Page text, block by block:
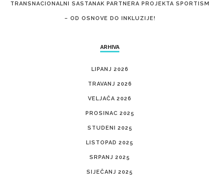
TRANSNACIONALNI SASTANAK PARTNERA PROJEKTA SPORTISM
– OD OSNOVE DO INKLUZIJE!
ARHIVA
LIPANJ 2026
TRAVANJ 2026
VELJAČA 2026
PROSINAC 2025
STUDENI 2025
LISTOPAD 2025
SRPANJ 2025
SIJEČANJ 2025